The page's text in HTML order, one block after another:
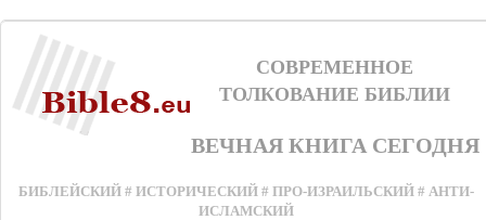
СОВРЕМЕННОЕ
ТОЛКОВАНИЕ БИБЛИИ
ВЕЧНАЯ КНИГА СЕГОДНЯ
БИБЛЕЙСКИЙ # ИСТОРИЧЕСКИЙ # ПРО-ИЗРАИЛЬСКИЙ # АНТИ-
ИСЛАМСКИЙ